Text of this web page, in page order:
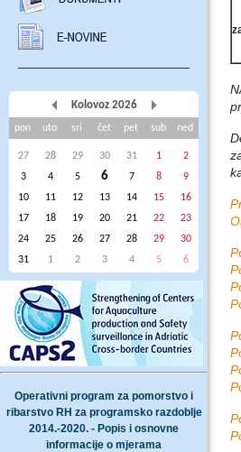
Kolovoz 2026
pon uto sri čet pet sub ned
27 28 29 30 31 1
2
3
4 5 6 7 8
9
10
11 12 13 14 15
16
17
18 19 20 21 22
23
24
25 26 27 28 29
30
31
1 2 3 4 5 6
Operativni program za pomorstvo i
ribarstvo RH za programsko razdoblje
2014.-2020. - Popis i osnovne
informacije o mjerama